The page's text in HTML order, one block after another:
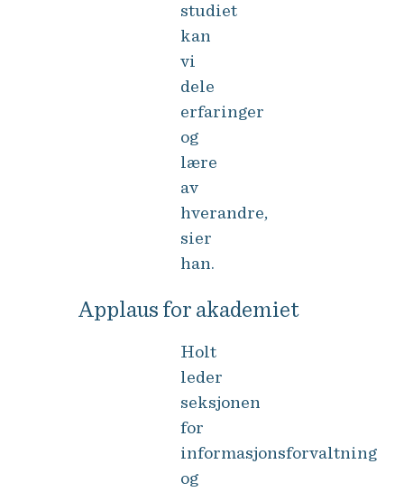
studiet
kan
vi
dele
erfaringer
og
lære
av
hverandre,
sier
han.
Applaus for akademiet
Holt
leder
seksjonen
for
informasjonsforvaltning
og